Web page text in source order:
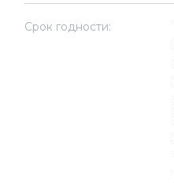
Срок годности: